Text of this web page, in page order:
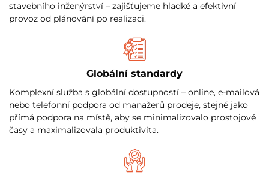
stavebního inženýrství – zajišťujeme hladké a efektivní
provoz od plánování po realizaci.
Globální standardy
Komplexní služba s globální dostupností – online, e-mailová
nebo telefonní podpora od manažerů prodeje, stejně jako
přímá podpora na místě, aby se minimalizovalo prostojové
časy a maximalizovala produktivita.